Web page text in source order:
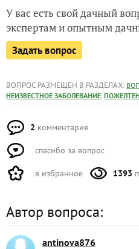
У вас есть свой дачный
экспертам и опытным
Задать вопрос
ВОПРОС РАЗМЕЩЕН В РАЗДЕЛАХ:
НЕИЗВЕСТНОЕ ЗАБОЛЕВАНИЕ,
2 комментария
спасибо за вопрос
в избранное 1393
Автор вопроса:
antinova876